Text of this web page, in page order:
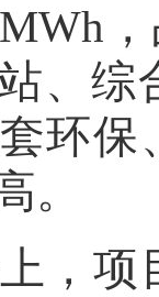
、综
环
。
，项